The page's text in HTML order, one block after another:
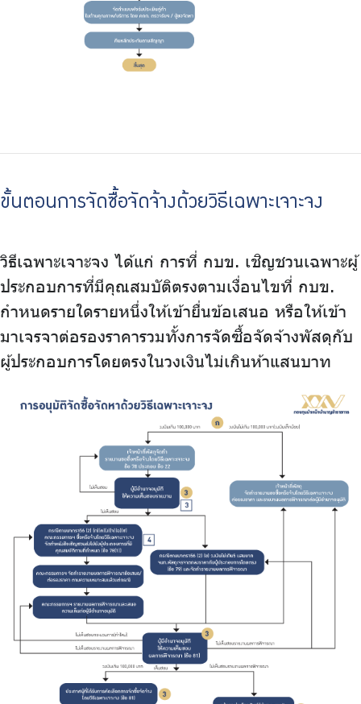
ขั้นตอนการจัดซื้อจัดจ้างด้วยวิธีเฉพาะเจาะจง
วิธีเฉพาะเจาะจง ได้แก่ การที่ กบข. เชิญชวนเฉพาะผู้
ประกอบการที่มีคุณสมบัติตรงตามเงื่อนไขที่ กบข.
กำหนดรายใดรายหนึ่งให้เข้ายื่นข้อเสนอ หรือให้เข้า
มาเจรจาต่อรองราคารวมทั้งการจัดซื้อจัดจ้างพัสดุกับ
ผู้ประกอบการโดยตรงในวงเงินไม่เกินห้าแสนบาท